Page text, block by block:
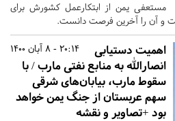
مستعفی یمن از ابتکارعمل کشورش برای
و آن را آخرین فرصت دانست‌.
20:14 - 8 آبان 1400
اهمیت دستیابی
انصارالله به منابع نفتی مارب / با
سقوط مارب، بیابان‌های شرقی
سهم عربستان از جنگ یمن خواهد
بود +تصاویر و نقشه